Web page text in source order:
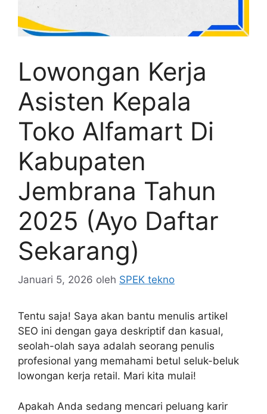
Lowongan Kerja
Asisten Kepala
Toko Alfamart Di
Kabupaten
Jembrana Tahun
2025 (Ayo Daftar
Sekarang)
Januari 5, 2026 oleh SPEK tekno
Tentu saja! Saya akan bantu menulis artikel
SEO ini dengan gaya deskriptif dan kasual,
seolah-olah saya adalah seorang penulis
profesional yang memahami betul seluk-beluk
lowongan kerja retail. Mari kita mulai!
Apakah Anda sedang mencari peluang karir